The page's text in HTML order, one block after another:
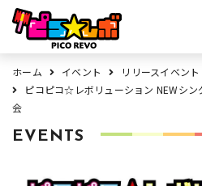
ホーム イベント
リリースイベント
ピコピコ☆レボリューション NEWシ
会
EVENTS